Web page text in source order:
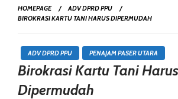
HOMEPAGE
ADV DPRD PPU
BIROKRASI KARTU TANI HARUS DIPERMUDAH
ADV DPRD PPU PENAJAM PASER UTARA
Birokrasi Kartu Tani Harus
Dipermudah